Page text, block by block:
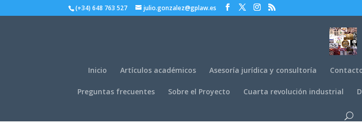
(+34) 648 763 527 julio.gonzalez@gplaw.es
Inicio Artículos académicos Asesoría jurídica y consultoría
Preguntas frecuentes Sobre el Proyecto Cuarta revolución industrial